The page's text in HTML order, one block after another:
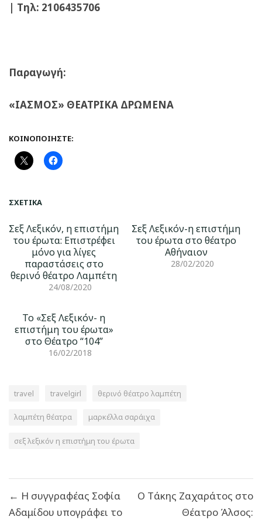
| Τηλ: 2106435706
Παραγωγή:
«ΙΑΣΜΟΣ» ΘΕΑΤΡΙΚΑ ΔΡΩΜΕΝΑ
ΚΟΙΝΟΠΟΙΉΣΤΕ:
ΣΧΕΤΙΚΆ
Σεξ Λεξικόν, η επιστήμη
του έρωτα: Επιστρέφει
μόνο για λίγες
παραστάσεις στο
θερινό θέατρο Λαμπέτη
24/08/2020
Σεξ Λεξικόν-η επιστήμη
του έρωτα στο θέατρο
Αθήναιον
28/02/2020
To «Σεξ Λεξικόν- η
επιστήμη του έρωτα»
στο Θέατρο “104”
16/02/2018
travel travelgirl θερινό θέατρο λαμπέτη
λαμπέτη θέατρα μαρκέλλα σαράιχα
σεξ λεξικόν η επιστήμη του έρωτα
άρθρων
← Η συγγραφέας Σοφία
Αδαμίδου υπογράφει το
Ο Tάκης Ζαχαράτος στο
Θέατρο Άλσος: